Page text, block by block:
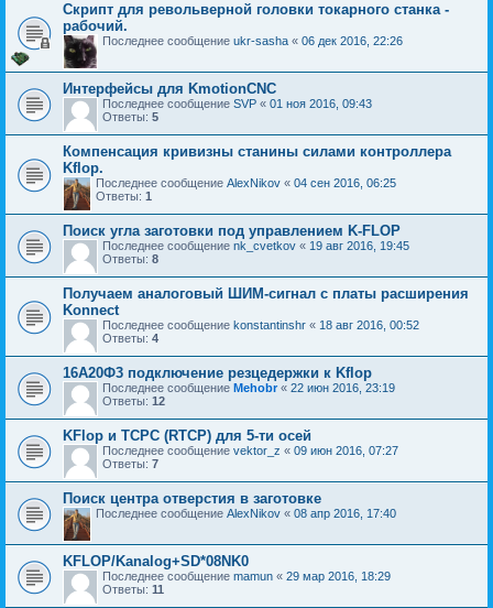
Скрипт для револьверной головки токарного станка -
рабочий.
Последнее сообщение ukr-sasha « 06 дек 2016, 22:26
Интерфейсы для KmotionCNC
Последнее сообщение SVP « 01 ноя 2016, 09:43
Ответы: 5
Компенсация кривизны станины силами контроллера
Kflop.
Последнее сообщение AlexNikov « 04 сен 2016, 06:25
Ответы: 1
Поиск угла заготовки под управлением K-FLOP
Последнее сообщение nk_cvetkov « 19 авг 2016, 19:45
Ответы: 8
Получаем аналоговый ШИМ-сигнал с платы расширения
Konnect
Последнее сообщение konstantinshr « 18 авг 2016, 00:52
Ответы: 4
16А20Ф3 подключение резцедержки к Kflop
Последнее сообщение Mehobr « 22 июн 2016, 23:19
Ответы: 12
KFlop и TCPC (RTCP) для 5-ти осей
Последнее сообщение vektor_z « 09 июн 2016, 07:27
Ответы: 7
Поиск центра отверстия в заготовке
Последнее сообщение AlexNikov « 08 апр 2016, 17:40
KFLOP/Kanalog+SD*08NK0
Последнее сообщение mamun « 29 мар 2016, 18:29
Ответы: 11